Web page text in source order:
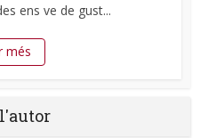
ens ve de gust...
més